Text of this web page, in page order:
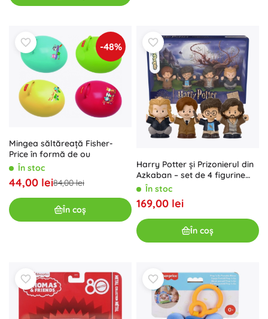
-48%
Mingea săltăreață Fisher-
Price în formă de ou
În stoc
44,00 lei84,00 lei
În coș
Harry Potter și Prizonierul din
Azkaban – set de 4 figurine
colecționabile ale vrăjitorilor
În stoc
169,00 lei
În coș